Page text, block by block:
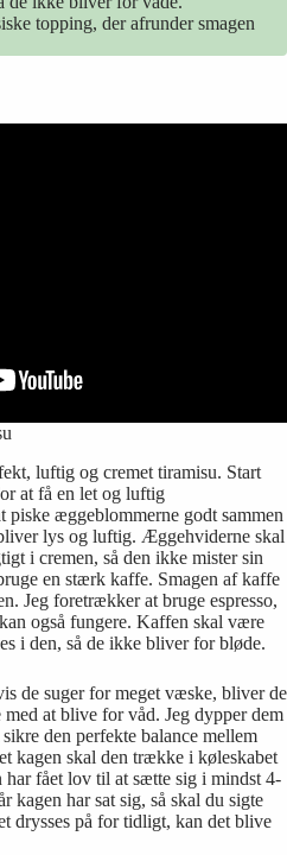
topping, der afrunder smagen
luftig og cremet tiramisu. Start
at få en let og luftig
piske æggeblommerne godt sammen
lys og luftig. Æggehviderne skal
i cremen, så den ikke mister sin
en stærk kaffe. Smagen af kaffe
Jeg foretrækker at bruge espresso,
også fungere. Kaffen skal være
i den, så de ikke bliver for bløde.
de suger for meget væske, bliver de
at blive for våd. Jeg dypper dem
den perfekte balance mellem
kagen skal den trække i køleskabet
har fået lov til at sætte sig i mindst 4-
kagen har sat sig, så skal du sigte
drysses på for tidligt, kan det blive